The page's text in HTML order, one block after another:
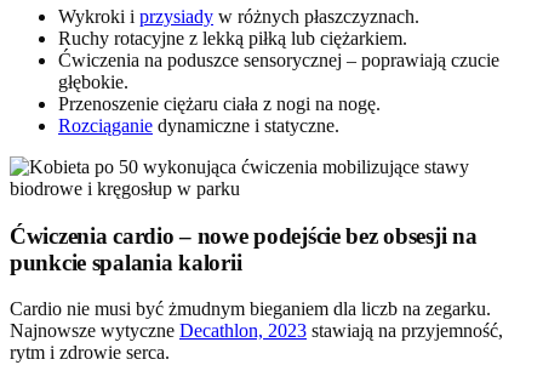
Wykroki i przysiady w różnych płaszczyznach.
Ruchy rotacyjne z lekką piłką lub ciężarkiem.
Ćwiczenia na poduszce sensorycznej – poprawiają czucie
głębokie.
Przenoszenie ciężaru ciała z nogi na nogę.
Rozciąganie dynamiczne i statyczne.
Ćwiczenia cardio – nowe podejście bez obsesji na
punkcie spalania kalorii
Cardio nie musi być żmudnym bieganiem dla liczb na zegarku.
Najnowsze wytyczne Decathlon, 2023 stawiają na przyjemność,
rytm i zdrowie serca.